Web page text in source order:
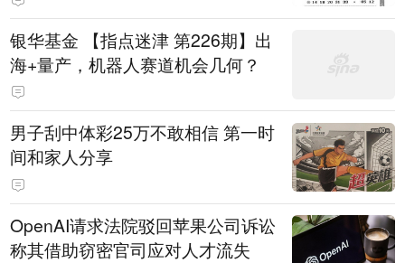
银华基金 【指点迷津 第226期】出
海+量产，机器人赛道机会几何？
男子刮中体彩25万不敢相信 第一时
间和家人分享
OpenAI请求法院驳回苹果公司诉讼
称其借助窃密官司应对人才流失